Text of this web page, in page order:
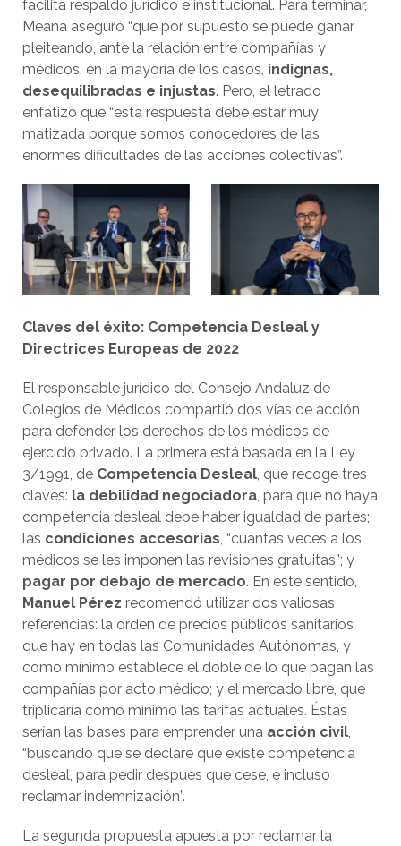
facilita respaldo jurídico e institucional. Para terminar,
Meana aseguró “que por supuesto se puede ganar
pleiteando, ante la relación entre compañías y
médicos, en la mayoría de los casos, indignas,
desequilibradas e injustas. Pero, el letrado
enfatizó que “esta respuesta debe estar muy
matizada porque somos conocedores de las
enormes dificultades de las acciones colectivas”.
Claves del éxito: Competencia Desleal y
Directrices Europeas de 2022
El responsable jurídico del Consejo Andaluz de
Colegios de Médicos compartió dos vías de acción
para defender los derechos de los médicos de
ejercicio privado. La primera está basada en la Ley
3/1991, de Competencia Desleal, que recoge tres
claves: la debilidad negociadora, para que no haya
competencia desleal debe haber igualdad de partes;
las condiciones accesorias, “cuantas veces a los
médicos se les imponen las revisiones gratuitas”; y
pagar por debajo de mercado. En este sentido,
Manuel Pérez recomendó utilizar dos valiosas
referencias: la orden de precios públicos sanitarios
que hay en todas las Comunidades Autónomas, y
como mínimo establece el doble de lo que pagan las
compañías por acto médico; y el mercado libre, que
triplicaría como mínimo las tarifas actuales. Éstas
serían las bases para emprender una acción civil,
“buscando que se declare que existe competencia
desleal, para pedir después que cese, e incluso
reclamar indemnización”.
La segunda propuesta apuesta por reclamar la